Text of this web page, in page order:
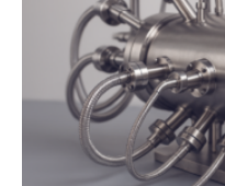
Rolle von flexiblen
Netzanschluss von
(EE-Anlagen) ist
Denn ohne Anschluss
eingespeist werden.
Gesetz (EEG) sind